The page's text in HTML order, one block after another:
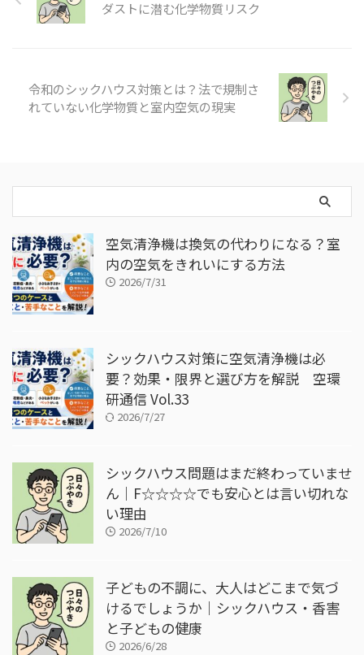
ダストに潜む化学物質リスク
令和のシックハウス対策とは？法で規制さ
れていない化学物質と室内空気の現実
空気清浄機は換気の代わりになる？室
内の空気をきれいにする方法
2026/7/31
シックハウス対策に空気清浄機は必
要？効果・限界と選び方を解説 空環
研通信 Vol.33
2026/7/27
シックハウス問題はまだ終わっていませ
ん｜F☆☆☆☆でも安心とは言い切れな
い理由
2026/7/10
子どもの不調に、大人はどこまで気づ
けるでしょうか｜シックハウス・香害
と子どもの健康
2026/6/28